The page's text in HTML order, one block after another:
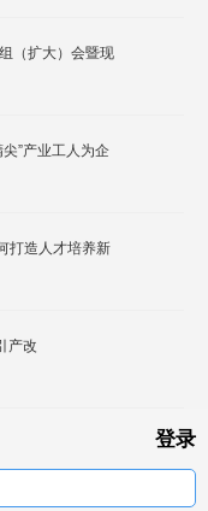
（扩大）会暨现
”产业工人为企
打造人才培养新
产改
登录